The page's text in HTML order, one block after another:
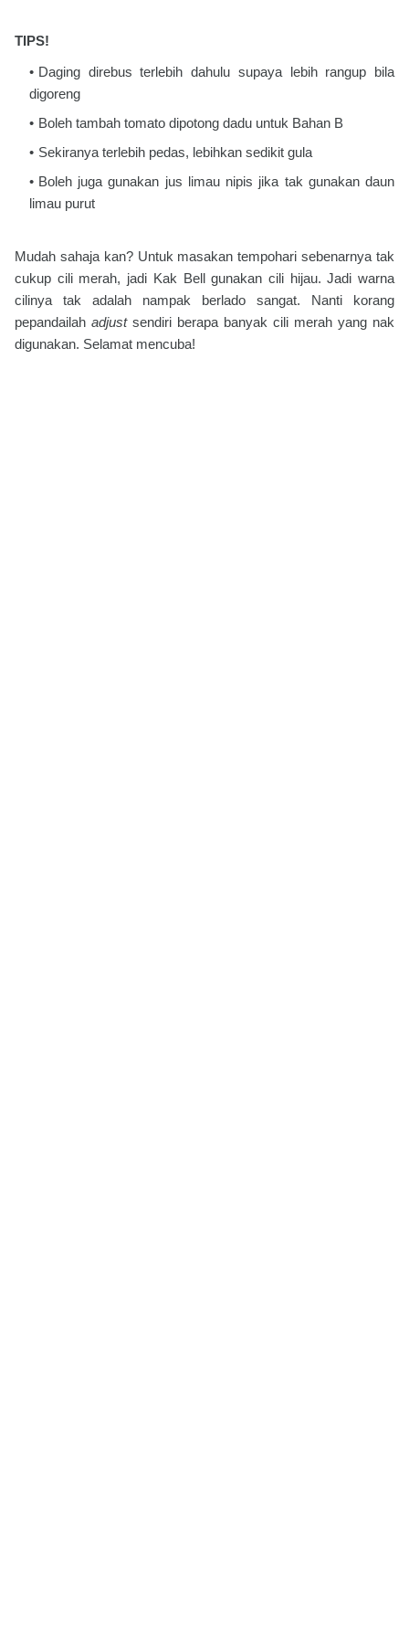
TIPS!
Daging direbus terlebih dahulu supaya lebih rangup bila
digoreng
Boleh tambah tomato dipotong dadu untuk Bahan B
Sekiranya terlebih pedas, lebihkan sedikit gula
Boleh juga gunakan jus limau nipis jika tak gunakan daun
limau purut
Mudah sahaja kan? Untuk masakan tempohari sebenarnya tak
cukup cili merah, jadi Kak Bell gunakan cili hijau. Jadi warna
cilinya tak adalah nampak berlado sangat. Nanti korang
pepandailah adjustsendiri berapa banyak cili merah yang nak
digunakan. Selamat mencuba!